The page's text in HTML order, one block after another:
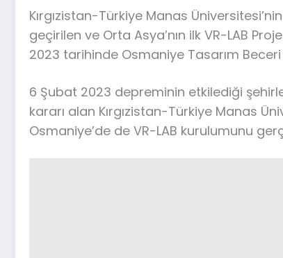
Kırgızistan-Türkiye Manas
geçirilen ve Orta Asya’nın ilk VR-LAB
2023 tarihinde Osmaniye Tasarım Beceri
6 Şubat 2023 depreminin etkilediği
kararı alan Kırgızistan-Türkiye Manas
Osmaniye’de de VR-LAB kurulumunu